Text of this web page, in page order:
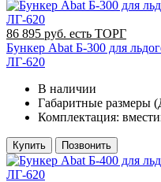
86 895 руб. есть ТОРГ
Бункер Abat Б-300 для
ЛГ-620
В наличии
Габаритные
Комплектация:
Купить Позвонить